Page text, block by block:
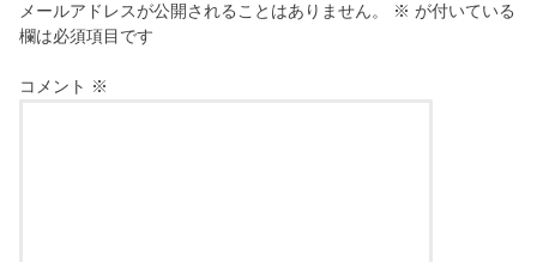
メールアドレスが公開されることはありません。 ※ が付いている
欄は必須項目です
コメント ※